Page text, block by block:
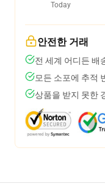
Today
안전한 거래
전 세계 어디든 배
모든 소포에 추적
상품을 받지 못한